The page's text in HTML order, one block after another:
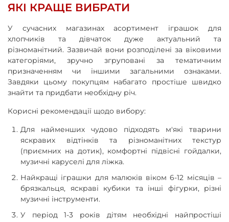
ЯКІ КРАЩЕ ВИБРАТИ
У сучасних магазинах асортимент іграшок для
хлопчиків та дівчаток дуже актуальний та
різноманітний. Зазвичай вони розподілені за віковими
категоріями, зручно згруповані за тематичним
призначенням чи іншими загальними ознаками.
Завдяки цьому покупцям набагато простіше швидко
знайти та придбати необхідну річ.
Корисні рекомендації щодо вибору:
Для найменших чудово підходять м'які тварини
яскравих відтінків та різноманітних текстур
(приємних на дотик), комфортні підвісні гойдалки,
музичні каруселі для ліжка.
Найкращі іграшки для малюків віком 6-12 місяців –
брязкальця, яскраві кубики та інші фігурки, різні
музичні інструменти.
У період 1-3 років дітям необхідні найпростіші